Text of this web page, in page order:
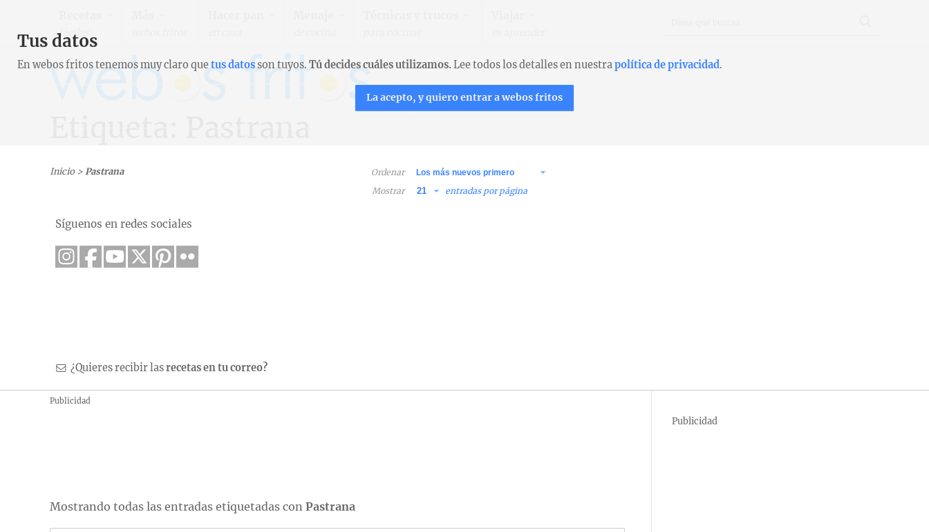
fáciles
Inicio> Pastrana
Ordenar
Mostrar
entradas por página
Síguenos en redes sociales
¿Quieres recibir lasrecetas en tu correo?
Publicidad
Mostrando todas las entradas etiquetadas con Pastrana
Publicidad
Tus datos
En webos fritos tenemos muy claro quetus datosson tuyos. Tú decides cuáles utilizamos.Lee todos los detalles en nuestrapolítica de privacidad.
La acepto, y quiero entrar a webos fritos